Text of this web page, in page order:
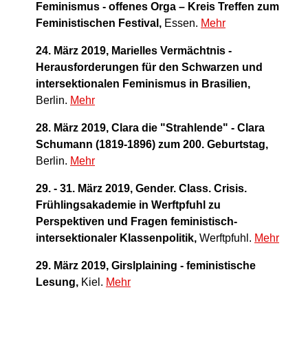
Feminismus - offenes Orga – Kreis Treffen zum
Feministischen Festival, Essen. Mehr
24. März 2019, Marielles Vermächtnis -
Herausforderungen für den Schwarzen und
intersektionalen Feminismus in Brasilien,
Berlin. Mehr
28. März 2019, Clara die "Strahlende" - Clara
Schumann (1819-1896) zum 200. Geburtstag,
Berlin. Mehr
29. - 31. März 2019, Gender. Class. Crisis.
Frühlingsakademie in Werftpfuhl zu
Perspektiven und Fragen feministisch-
intersektionaler Klassenpolitik, Werftpfuhl. Mehr
29. März 2019, Girslplaining - feministische
Lesung, Kiel. Mehr